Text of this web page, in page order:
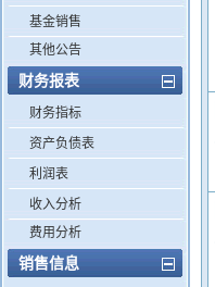
基金销售
其他公告
财务报表
财务指标
资产负债表
利润表
收入分析
费用分析
销售信息